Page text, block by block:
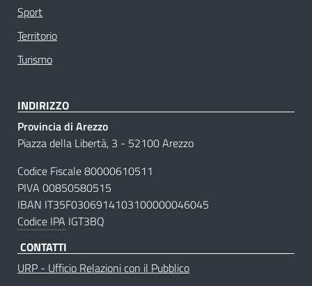
Sport
Territorio
Turismo
INDIRIZZO
Provincia di Arezzo
Piazza della Libertà, 3 - 52100 Arezzo
Codice Fiscale 80000610511
PIVA 00850580515
IBAN IT35F0306914103100000046045
Codice IPA IGT3BQ
CONTATTI
URP - Ufficio Relazioni con il Pubblico